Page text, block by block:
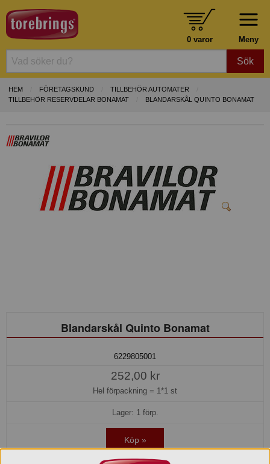
Meny
0 varor
Sök
HEM FÖRETAGSKUND
TILLBEHÖR AUTOMATER
TILLBEHÖR RESERVDELAR BONAMAT
BLANDARSKÅL QUINTO BONAMAT
Blandarskål Quinto Bonamat
6229805001
252,00 kr
Hel förpackning = 1*1 st
Lager: 1 förp.
Köp »